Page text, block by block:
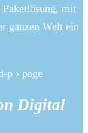
mit
ganzen Welt ein
p › page
Digital